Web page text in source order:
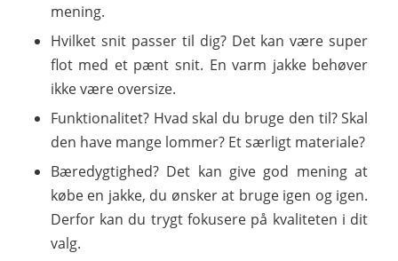
mening.
Hvilket snit passer til dig? Det kan være super
flot med et pænt snit. En varm jakke behøver
ikke være oversize.
Funktionalitet? Hvad skal du bruge den til? Skal
den have mange lommer? Et særligt materiale?
Bæredygtighed? Det kan give god mening at
købe en jakke, du ønsker at bruge igen og igen.
Derfor kan du trygt fokusere på kvaliteten i dit
valg.